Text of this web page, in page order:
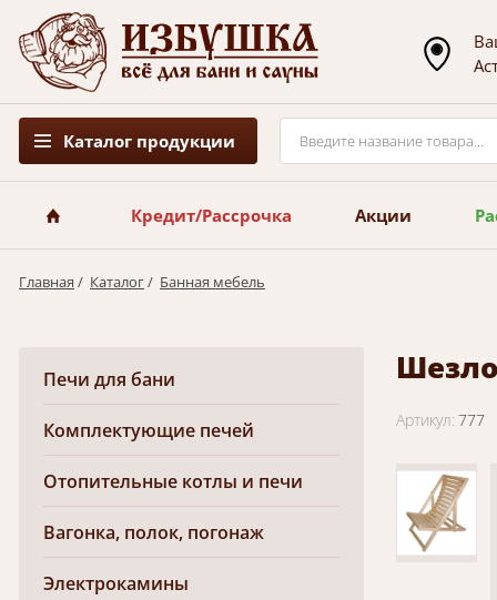
Каталог продукции
Кредит/Рассрочка Акции
Главная / Каталог/ Банная мебель
Печи для бани
Комплектующие печей
Отопительные котлы и печи
Вагонка, полок, погонаж
Электрокамины
Артикул: 777